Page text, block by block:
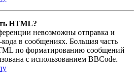
HTML?
невозможны отправка и
в сообщениях. Большая часть
по форматированию сообщений
с использованием BBCode.